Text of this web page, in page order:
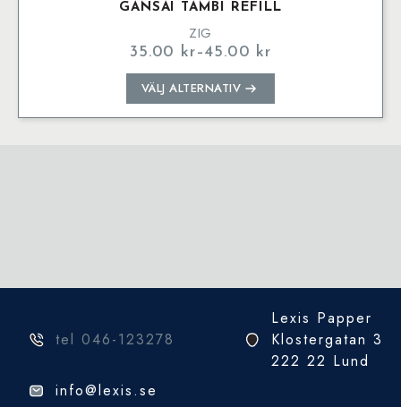
GANSAI TAMBI REFILL
ZIG
35.00 kr–45.00 kr
Prisintervall:
35.00 kr
till
45.00 kr
VÄLJ ALTERNATIV
Den
här
produkten
tel 046-123278
Lexis Papper
Klostergatan 3
222 22 Lund
info@lexis.se